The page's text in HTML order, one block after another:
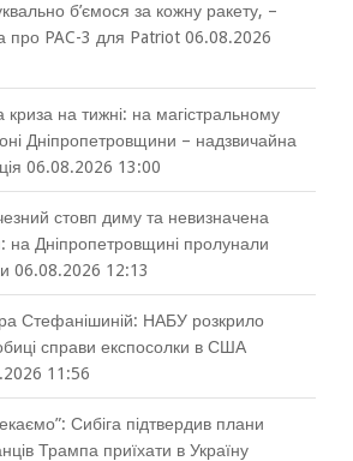
б’ємося за кожну ракету, –
про PAC-3 для Patriot 06.08.2026
криза на тижні: на магістральному
Дніпропетровщини – надзвичайна
06.08.2026 13:00
стовп диму та невизначена
на Дніпропетровщині пролунали
06.08.2026 12:13
Стефанішиній: НАБУ розкрило
справи експосолки в США
11:56
Сибіга підтвердив плани
Трампа приїхати в Україну